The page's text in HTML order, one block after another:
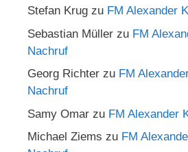
Stefan Krug zu FM Alexander
Sebastian Müller zu FM
Nachruf
Georg Richter zu FM
Nachruf
Samy Omar zu FM Alexander
Michael Ziems zu FM